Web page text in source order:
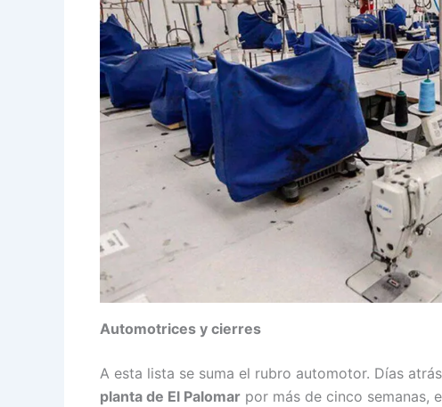
Automotrices y cierres
A esta lista se suma el rubro automotor. Días
planta de El Palomar por más de cinco semanas,